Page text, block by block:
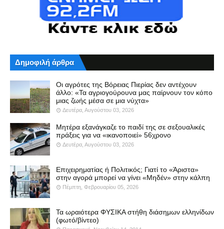
Δημοφιλή άρθρα
Οι αγρότες της Βόρειας Πιερίας δεν αντέχουν
άλλο: «Τα αγριογούρουνα μας παίρνουν τον κόπο
μιας ζωής μέσα σε μια νύχτα»
Δευτέρα, Αυγούστου 03, 2026
Μητέρα εξανάγκαζε το παιδί της σε σεξουαλικές
πράξεις για να «ικανοποιεί» 56χρονο
Δευτέρα, Αυγούστου 03, 2026
Επιχειρηματίας ή Πολιτικός; Γιατί το «Άριστα»
στην αγορά μπορεί να γίνει «Μηδέν» στην κάλπη
Πέμπτη, Φεβρουαρίου 05, 2026
Τα ωραιότερα ΦΥΣΙΚΑ στήθη διάσημων ελληνίδων
(φωτό/βίντεο)